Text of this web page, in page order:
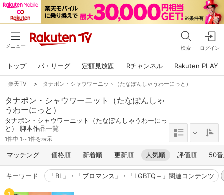
メニュー 検索 ログイン
トップ パ・リーグ 定額見放題 Rチャンネル Rakuten PLAY
楽天TV > タナポン・シャウワーニット（たなぽんしゃうわーにっと）
タナポン・シャウワーニット（たなぽんしゃ
うわーにっと）
タナポン・シャウワーニット（たなぽんしゃうわーにっ
と） 脚本作品一覧
1件中 1～1件を表示
マッチング 価格順 新着順 更新順 人気順 評価順 50
キーワード 「BL」・「ブロマンス」・「LGBTQ＋」関連コンテンツ
1